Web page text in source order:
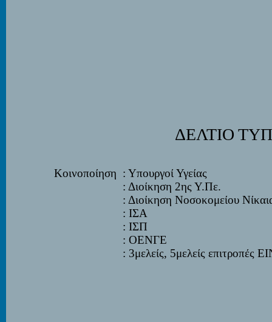
ΔΕΛΤΙΟ
Κοινοποίηση : Υπουργοί Υγείας
: Διοίκηση 2ης Υ.Πε.
: Διοίκηση Νοσοκομείου
: ΙΣΑ
: ΙΣΠ
: ΟΕΝΓE
: 3μελείς, 5μελείς επιτροπές